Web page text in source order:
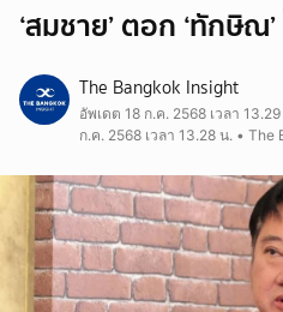
‘สมชาย’ ตอก ‘ทักษิณ
The Bangkok Insight
อัพเดต 18 ก.ค. 2568 เวลา
ก.ค. 2568 เวลา 13.28 น. • The